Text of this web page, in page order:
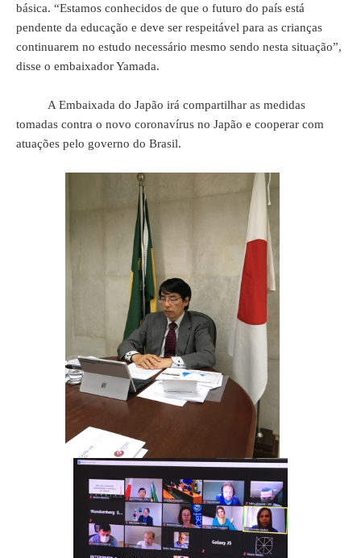
básica. “Estamos conhecidos de que o futuro do país está
pendente da educação e deve ser respeitável para as crianças
continuarem no estudo necessário mesmo sendo nesta situação”,
disse o embaixador Yamada.
A Embaixada do Japão irá compartilhar as medidas
tomadas contra o novo coronavírus no Japão e cooperar com
atuações pelo governo do Brasil.